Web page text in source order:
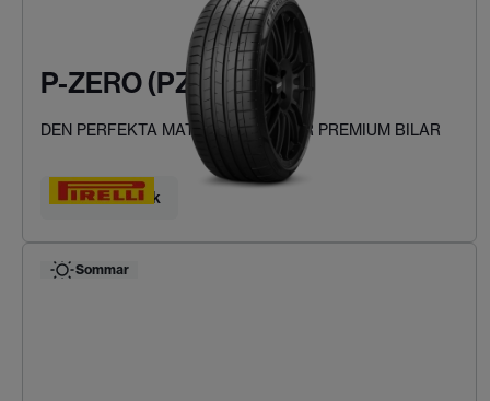
P-ZERO (PZ4)
DEN PERFEKTA MATCHNINGEN FÖR PREMIUM BILAR
Hitta ditt däck
Sommar